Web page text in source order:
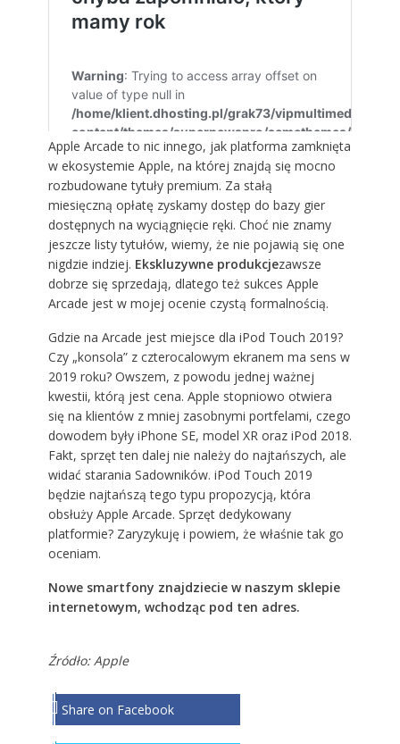
Apple Arcade to nic innego, jak platforma zamknięta
w ekosystemie Apple, na której znajdą się mocno
rozbudowane tytuły premium. Za stałą
miesięczną opłatę zyskamy dostęp do bazy gier
dostępnych na wyciągnięcie ręki. Choć nie znamy
jeszcze listy tytułów, wiemy, że nie pojawią się one
nigdzie indziej. Ekskluzywne produkcjezawsze
dobrze się sprzedają, dlatego też sukces Apple
Arcade jest w mojej ocenie czystą formalnością.
Gdzie na Arcade jest miejsce dla iPod Touch 2019?
Czy „konsola” z czterocalowym ekranem ma sens w
2019 roku? Owszem, z powodu jednej ważnej
kwestii, którą jest cena. Apple stopniowo otwiera
się na klientów z mniej zasobnymi portfelami, czego
dowodem były iPhone SE, model XR oraz iPod 2018.
Fakt, sprzęt ten dalej nie należy do najtańszych, ale
widać starania Sadowników. iPod Touch 2019
będzie najtańszą tego typu propozycją, która
obsłuży Apple Arcade. Sprzęt dedykowany
platformie? Zaryzykuję i powiem, że właśnie tak go
oceniam.
Nowe smartfony znajdziecie w naszym sklepie
internetowym, wchodząc pod ten adres.
Źródło: Apple
Share on Facebook